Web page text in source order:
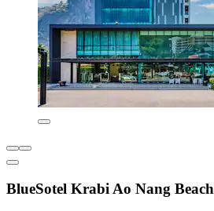
BlueSotel Krabi Ao Nang Beach